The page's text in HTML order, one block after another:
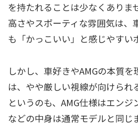
を持たれることは少なくありま
高さやスポーティな雰囲気は、
も「かっこいい」と感じやすい
しかし、車好きやAMGの本質
は、やや厳しい視線が向けられ
というのも、AMG仕様はエン
などの中身は通常モデルと同じ